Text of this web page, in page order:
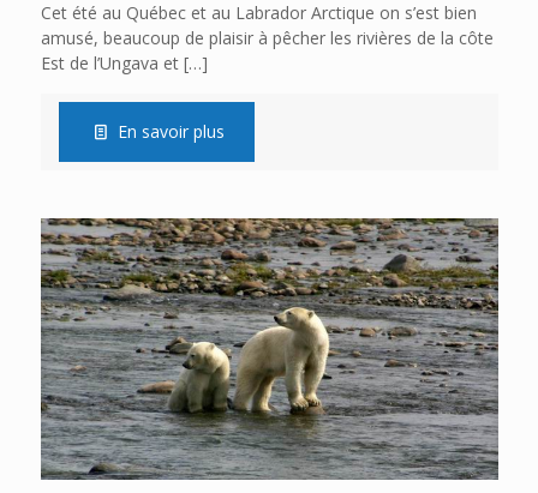
Cet été au Québec et au Labrador Arctique on s’est bien
amusé, beaucoup de plaisir à pêcher les rivières de la côte
Est de l’Ungava et[…]
En savoir plus